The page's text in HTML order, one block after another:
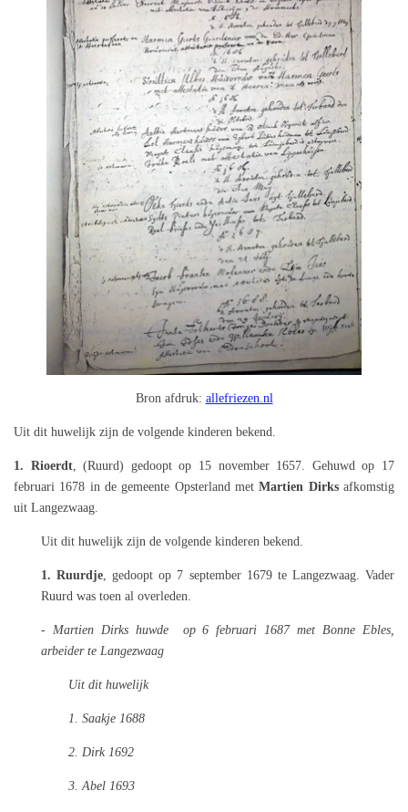
Bron afdruk: allefriezen.nl
Uit dit huwelijk zijn de volgende kinderen bekend.
1. Rioerdt, (Ruurd) gedoopt op 15 november 1657. Gehuwd op 17
februari 1678 in de gemeente Opsterland met Martien Dirksafkomstig
uit Langezwaag.
Uit dit huwelijk zijn de volgende kinderen bekend.
1. Ruurdje, gedoopt op 7 september 1679 te Langezwaag. Vader
Ruurd was toen al overleden.
- Martien Dirks huwde op 6 februari 1687 met Bonne Ebles,
arbeider te Langezwaag
Uit dit huwelijk
1. Saakje 1688
2. Dirk 1692
3. Abel 1693